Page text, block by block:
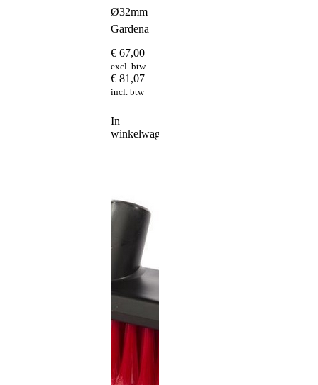
Ø32mm
Gardena
€ 67,00
excl. btw
€ 81,07
incl. btw
In
winkelwagen